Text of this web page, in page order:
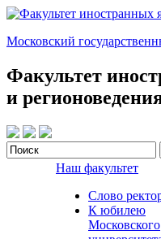
Московский
Факультет
и
Наш факультет
Слово
К юбилею
Московского